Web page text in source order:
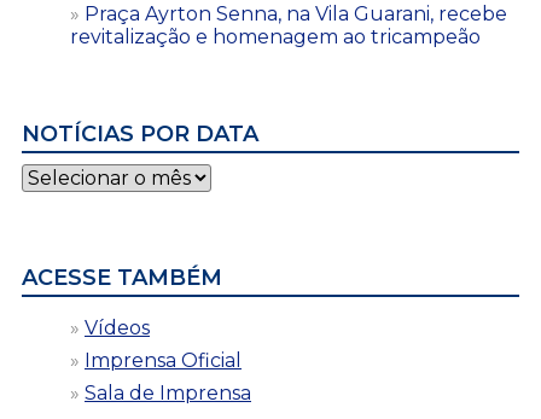
Praça Ayrton Senna, na Vila Guarani, recebe
revitalização e homenagem ao tricampeão
NOTÍCIAS POR DATA
Notícias
por
ACESSE TAMBÉM
Vídeos
Imprensa Oficial
Sala de Imprensa